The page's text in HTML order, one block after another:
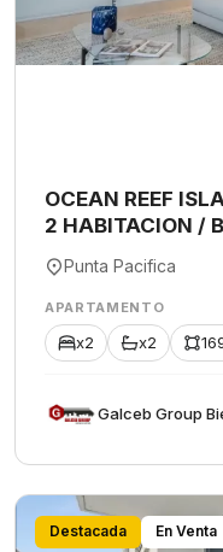
OCEAN REEF
2 HABITACION /
Punta Pacifica
APARTAMENTO
x2 x2
Destacada En Venta